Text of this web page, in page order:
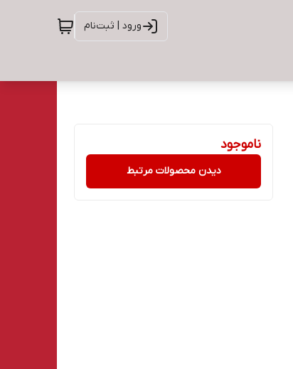
ورود | ثبت‌نام
ناموجود
دیدن محصولات مرتبط